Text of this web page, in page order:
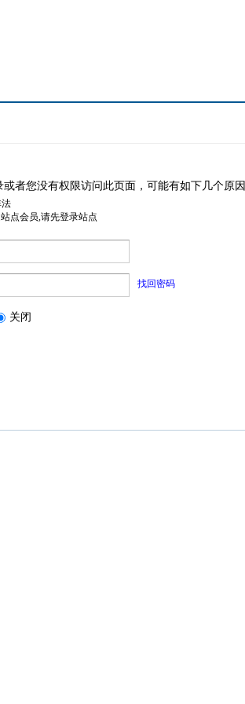
或者您没有权限访问此页面，可能有如下几个原因
点会员,请先登录站点
找回密码
关闭